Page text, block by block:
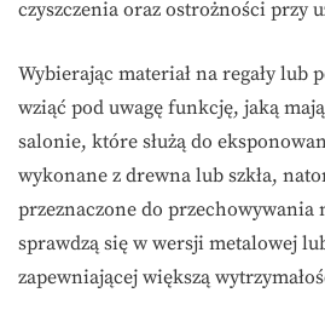
czyszczenia oraz ostrożności przy
Wybierając materiał na regały lub
wziąć pod uwagę funkcję, jaką mają
salonie, które służą do
wykonane z drewna lub szkła,
przeznaczone do przechowywania
sprawdzą się w wersji metalowej
zapewniającej większą